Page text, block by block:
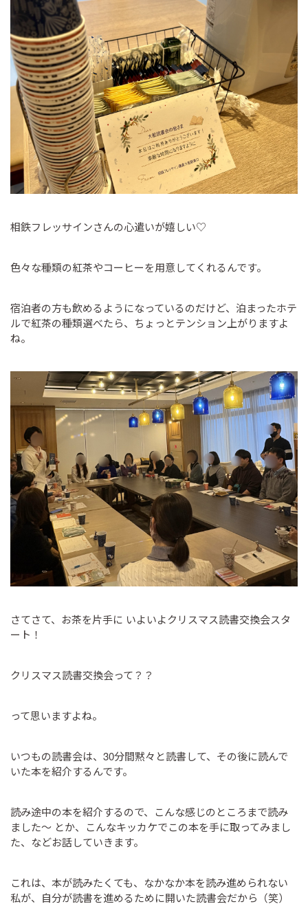
相鉄フレッサインさんの心遣いが嬉しい♡
色々な種類の紅茶やコーヒーを用意してくれるんです。
宿泊者の方も飲めるようになっているのだけど、泊まったホテ
ルで紅茶の種類選べたら、ちょっとテンション上がりますよ
ね。
さてさて、お茶を片手に いよいよクリスマス読書交換会スタ
ート！
クリスマス読書交換会って？？
って思いますよね。
いつもの読書会は、30分間黙々と読書して、その後に読んで
いた本を紹介するんです。
読み途中の本を紹介するので、こんな感じのところまで読み
ました～ とか、こんなキッカケでこの本を手に取ってみまし
た、などお話していきます。
これは、本が読みたくても、なかなか本を読み進められない
私が、自分が読書を進めるために開いた読書会だから（笑）